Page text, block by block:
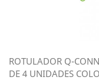
ROTULADOR Q-
DE 4 UNIDADES